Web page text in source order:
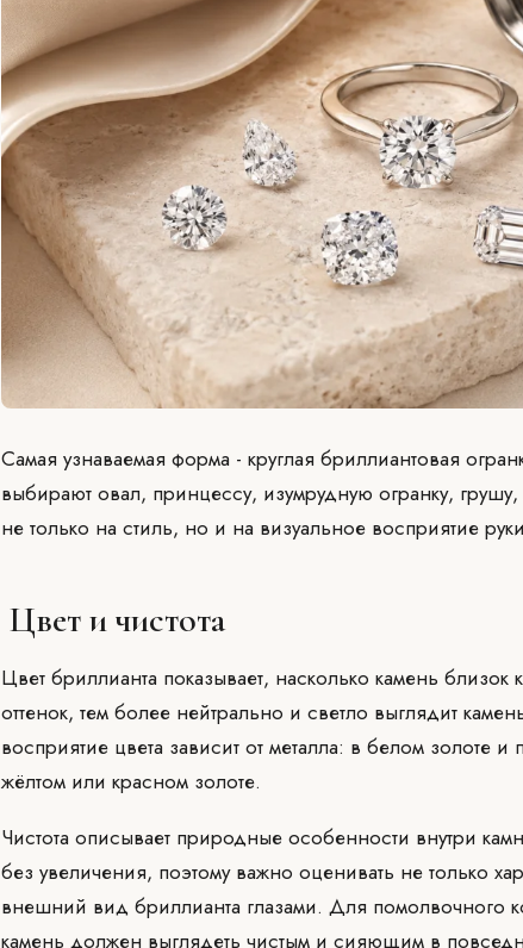
Самая узнаваемая форма - круглая бриллиантовая
выбирают овал, принцессу, изумрудную огранку,
не только на стиль, но и на визуальное восприятие
Цвет и чистота
Цвет бриллианта показывает, насколько камень
оттенок, тем более нейтрально и светло выглядит
восприятие цвета зависит от металла: в белом золоте
жёлтом или красном золоте.
Чистота описывает природные особенности внутри
без увеличения, поэтому важно оценивать не только
внешний вид бриллианта глазами. Для помолвочного
камень должен выглядеть чистым и сияющим в